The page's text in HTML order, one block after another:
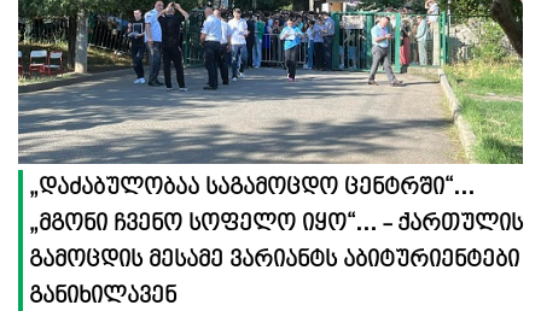
„დაძაბულობაა საგამოცდო ცენტრში“...
„მგონი ჩვენო სოფელო იყო“... - ქართულის
გამოცდის მესამე ვარიანტს აბიტურიენტები
განიხილავენ